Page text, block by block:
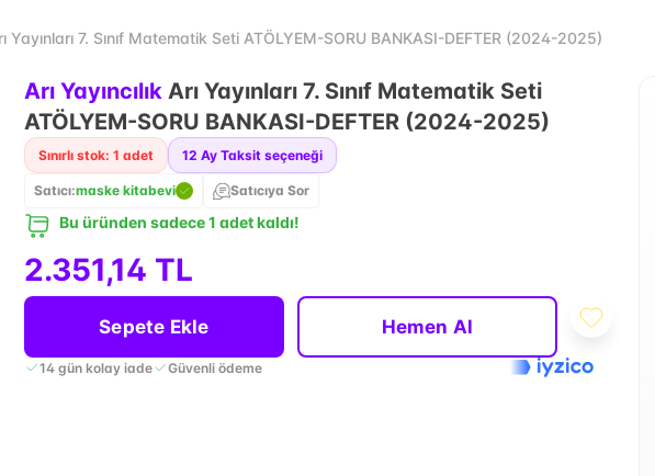
Yayınları 7. Sınıf Matematik Seti ATÖLYEM-SORU BANKASI-DEFTER (2024-2025)
Arı Yayıncılık Arı Yayınları 7. Sınıf Matematik Seti
ATÖLYEM-SORU BANKASI-DEFTER (2024-2025)
Sınırlı stok: 1 adet 12 Ay Taksit seçeneği
Satıcı:maske kitabevi Satıcıya Sor
Bu üründen sadece 1 adet kaldı!
2.351,14 TL
Sepete Ekle Hemen Al
14 gün kolay iade Güvenli ödeme